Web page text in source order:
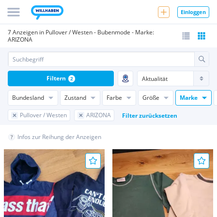
Einloggen
7 Anzeigen in Pullover / Westen - Bubenmode - Marke:
ARIZONA
Bundesland Zustand Farbe Größe Marke
Pullover / Westen ARIZONA Filter zurücksetzen
Filtern 2
Infos zur Reihung der Anzeigen